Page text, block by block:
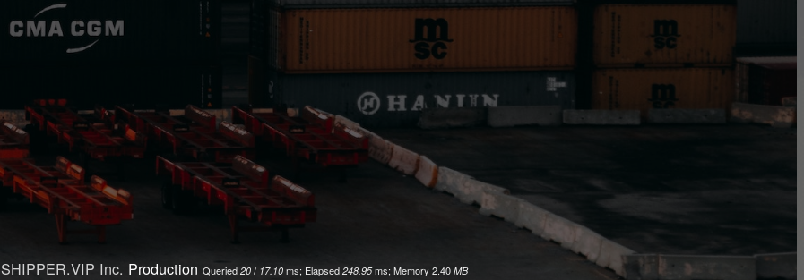
SHIPPER.VIP Inc. Production Queried 20 / 17.10 ms; Elapsed 248.95ms; Memory 2.40 MB